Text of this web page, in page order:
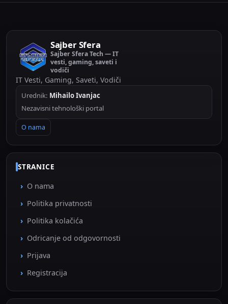
Sajber Sfera
Sajber Sfera Tech — IT
vesti, gaming, saveti i
vodiči
IT Vesti, Gaming, Saveti, Vodiči
Urednik: Mihailo Ivanjac
Nezavisni tehnološki portal
O nama
STRANICE
O nama
Politika privatnosti
Politika kolačića
Odricanje od odgovornosti
Prijava
Registracija